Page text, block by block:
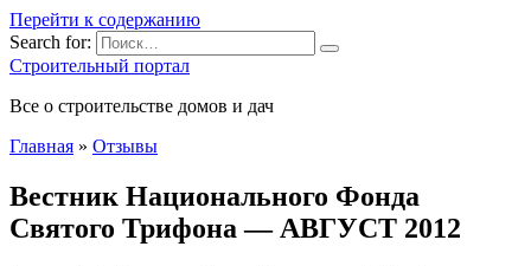
Перейти к содержанию
Search for:
Строительный портал
Все о строительстве домов и дач
Главная » Отзывы
Вестник Национального Фонда
Святого Трифона — АВГУСТ 2012